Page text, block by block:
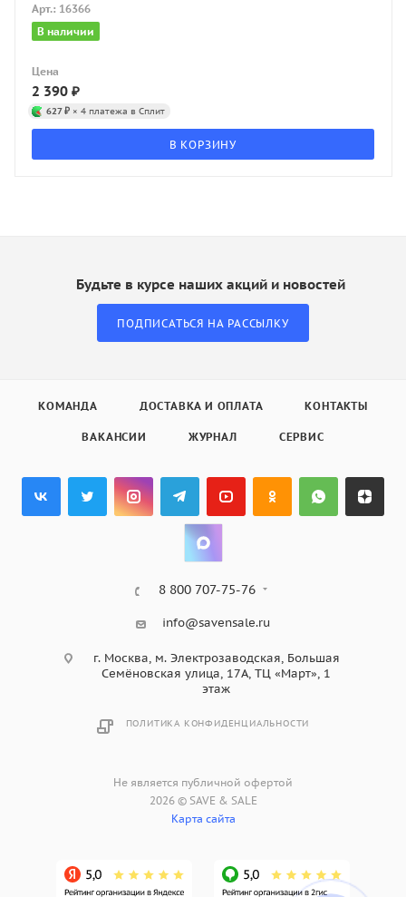
Арт.: 16366
В наличии
Цена
2 390 ₽
627 ₽ × 4 платежа в Сплит
В КОРЗИНУ
Будьте в курсе наших акций и новостей
ПОДПИСАТЬСЯ НА РАССЫЛКУ
КОМАНДА ДОСТАВКА И ОПЛАТА КОНТАКТЫ
ВАКАНСИИ ЖУРНАЛ СЕРВИС
8 800 707-75-76
info@savensale.ru
г. Москва, м. Электрозаводская, Большая
Семёновская улица, 17А, ТЦ «Март», 1
этаж
ПОЛИТИКА КОНФИДЕНЦИАЛЬНОСТИ
Не является публичной офертой
2026 © SAVE & SALE
Карта сайта